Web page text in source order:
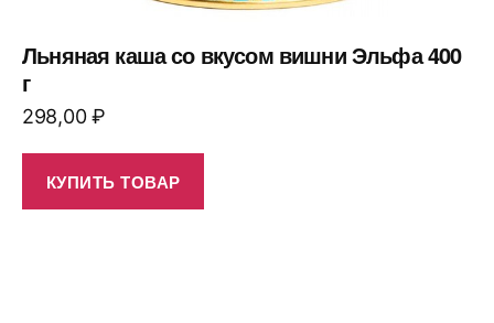
Льняная каша со вкусом вишни Эльфа 400
г
298,00₽
КУПИТЬ ТОВАР